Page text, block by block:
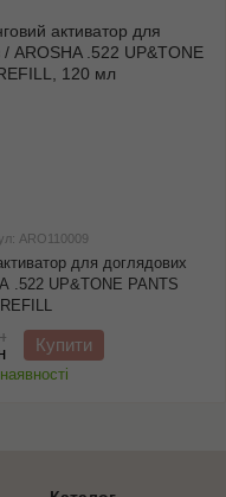
ARO110009
для доглядових
.522 UP&TONE PANTS
REFILL
Купити